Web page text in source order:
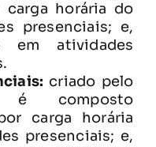
carga horária do
presenciais; e,
em atividades
criado pelo
é composto
carga horária
presenciais; e,